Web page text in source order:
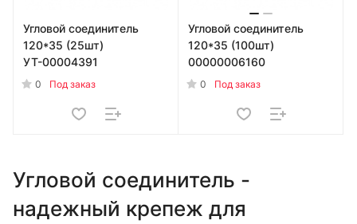
Угловой соединитель
120*35 (25шт)
УТ-00004391
0 Под заказ
Угловой соединитель
120*35 (100шт)
00000006160
0 Под заказ
Угловой соединитель -
надежный крепеж для